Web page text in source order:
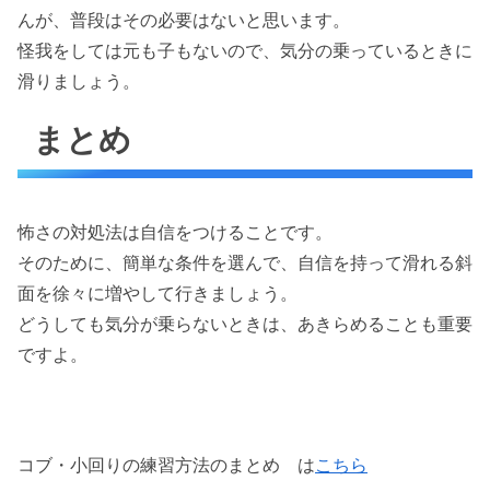
んが、普段はその必要はないと思います。
怪我をしては元も子もないので、気分の乗っているときに
滑りましょう。
まとめ
怖さの対処法は自信をつけることです。
そのために、簡単な条件を選んで、自信を持って滑れる斜
面を徐々に増やして行きましょう。
どうしても気分が乗らないときは、あきらめることも重要
ですよ。
コブ・小回りの練習方法のまとめ はこちら